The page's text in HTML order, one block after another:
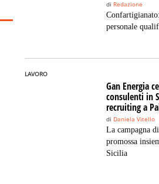
di Redazione
personale
LAVORO
Gan Energia
consulenti in
recruiting a
di Daniela Vitello
La campagna
promossa
Sicilia